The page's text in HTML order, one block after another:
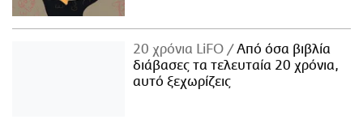
20 χρόνια LiFO
Από όσα βιβλία
διάβασες τα τελευταία 20 χρόνια,
αυτό ξεχωρίζεις